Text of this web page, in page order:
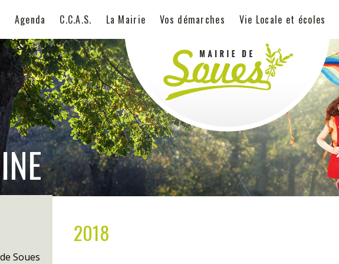
Agenda C.C.A.S. La Mairie Vos démarches Vie Locale et écoles
Soues
2018